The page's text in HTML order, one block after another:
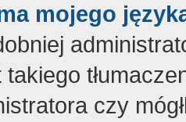
mojego
czy